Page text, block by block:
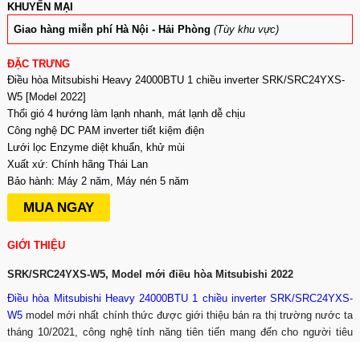
KHUYẾN MẠI
Giao hàng miễn phí Hà Nội - Hải Phòng (Tùy khu vực)
ĐẶC TRƯNG
Điều hòa Mitsubishi Heavy 24000BTU 1 chiều inverter SRK/SRC24YXS-
W5 [Model 2022]
Thổi gió 4 hướng làm lạnh nhanh, mát lạnh dễ chịu
Công nghệ DC PAM inverter tiết kiệm điện
Lưới lọc Enzyme diệt khuẩn, khử mùi
Xuất xứ: Chính hãng Thái Lan
Bảo hành: Máy 2 năm, Máy nén 5 năm
MUA NGAY
GIỚI THIỆU
SRK/SRC24YXS-W5, Model mới điều hòa Mitsubishi 2022
Điều hòa Mitsubishi Heavy 24000BTU 1 chiều inverter SRK/SRC24YXS-
W5 model mới nhất chính thức được giới thiệu bán ra thị trường nước ta
tháng 10/2021, công nghệ tính năng tiên tiến mang đến cho người tiêu